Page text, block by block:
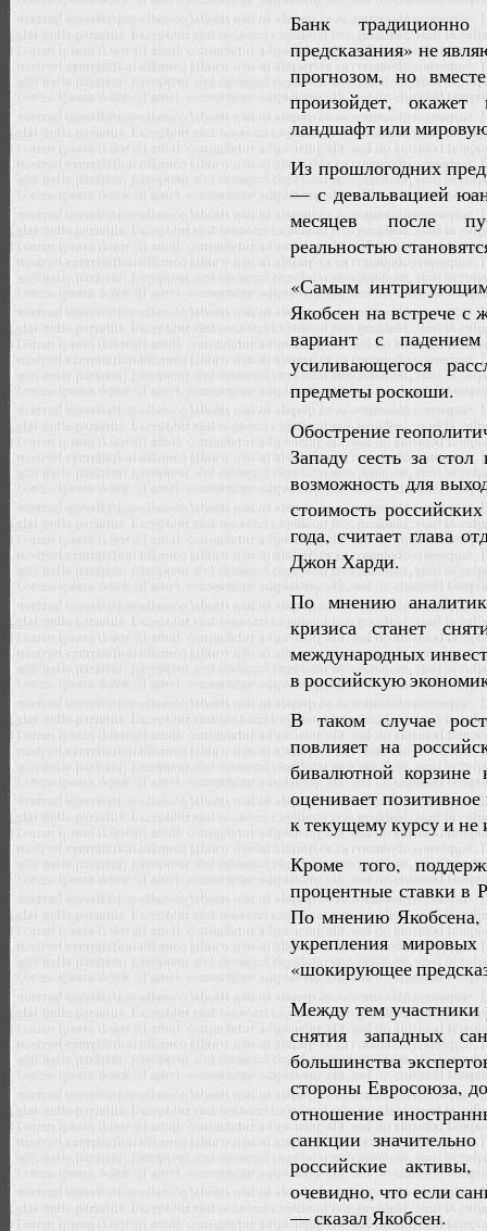
Банк
предсказания» не
прогнозом, но
произойдет,
ландшафт или
Из прошлогодних
— с девальвацией
месяцев после
реальностью
«Самым
Якобсен на встрече с
вариант с
усиливающегося
предметы роскоши.
Обострение
Западу сесть за
возможность для
стоимость
года, считает глава
Джон Харди.
По мнению
кризиса станет
международных
в российскую
В таком случае
повлияет на
бивалютной
оценивает
к текущему курсу и не
Кроме того,
процентные ставки в
По мнению Якобсена,
укрепления
«шокирующее
Между тем участники
снятия западных
большинства
стороны Евросоюза,
отношение
санкции
российские
очевидно, что если
— сказал Якобсен.